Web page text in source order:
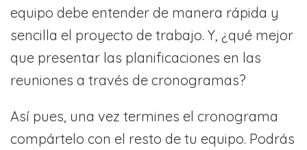
equipo debe entender de manera rápida y
sencilla el proyecto de trabajo. Y, ¿qué mejor
que presentar las planificaciones en las
reuniones a través de cronogramas?
Así pues, una vez termines el cronograma
compártelo con el resto de tu equipo. Podrás